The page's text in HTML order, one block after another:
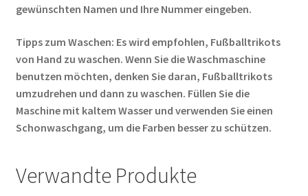
gewünschten Namen und Ihre Nummer eingeben.
Tipps zum Waschen: Es wird empfohlen, Fußballtrikots
von Hand zu waschen. Wenn Sie die Waschmaschine
benutzen möchten, denken Sie daran, Fußballtrikots
umzudrehen und dann zu waschen. Füllen Sie die
Maschine mit kaltem Wasser und verwenden Sie einen
Schonwaschgang, um die Farben besser zu schützen.
Verwandte Produkte